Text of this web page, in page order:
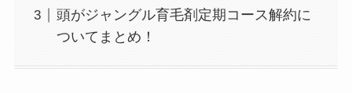
頭がジャングル育毛剤定期コース解約に
ついてまとめ！